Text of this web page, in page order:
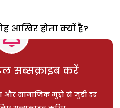
आखिर होता क्यों है?
सब्सक्राइब करें
और सामाजिक मुद्दों से जुड़ी हर